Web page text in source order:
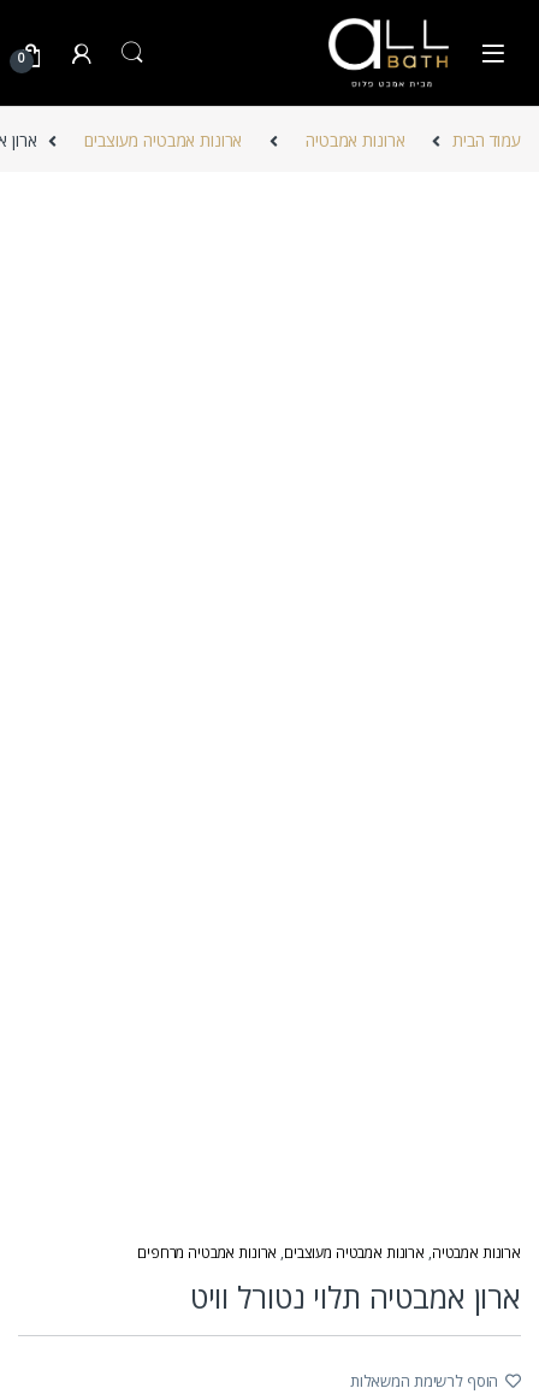
0
עמוד הבית ארונות אמבטיה ארונות אמבטיה מעוצבים ארון
ארונות אמבטיה, ארונות אמבטיה מעוצבים, ארונות אמבטיה מרחפים
ארון אמבטיה תלוי נטורל וויט
הוסף לרשימת המשאלות